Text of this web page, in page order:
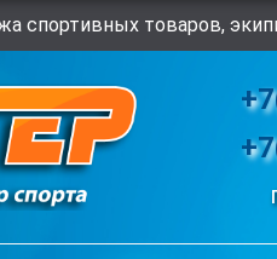
спортивных товаров,